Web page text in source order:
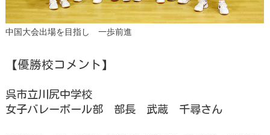
中国大会出場を目指し 一歩前進
【優勝校コメント】
呉市立川尻中学校
女子バレーボール部 部長 武蔵 千尋さん